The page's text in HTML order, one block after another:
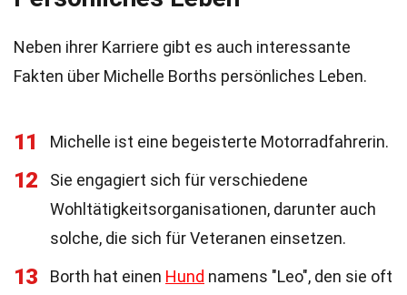
Neben ihrer Karriere gibt es auch interessante
Fakten über Michelle Borths persönliches Leben.
11 Michelle ist eine begeisterte Motorradfahrerin.
12
Sie engagiert sich für verschiedene
Wohltätigkeitsorganisationen, darunter auch
solche, die sich für Veteranen einsetzen.
13 Borth hat einen Hund namens "Leo", den sie oft